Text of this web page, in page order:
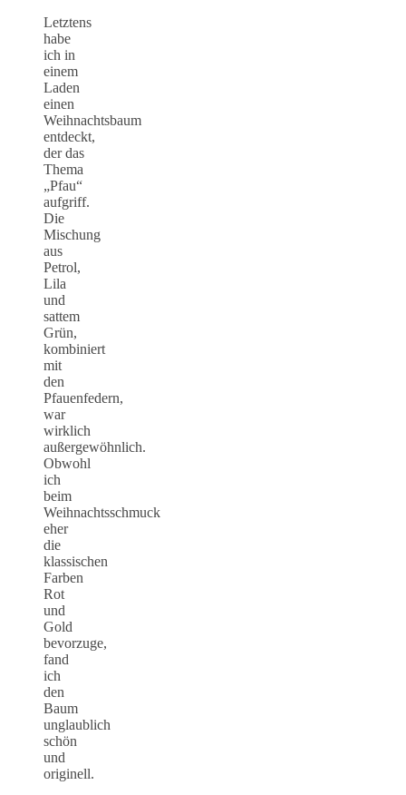
Letztens
habe
ich in
einem
Laden
einen
Weihnachtsbaum
entdeckt,
der das
Thema
„Pfau“
aufgriff.
Die
Mischung
aus
Petrol,
Lila
und
sattem
Grün,
kombiniert
mit
den
Pfauenfedern,
war
wirklich
außergewöhnlich.
Obwohl
ich
beim
Weihnachtsschmuck
eher
die
klassischen
Farben
Rot
und
Gold
bevorzuge,
fand
ich
den
Baum
unglaublich
schön
und
originell.